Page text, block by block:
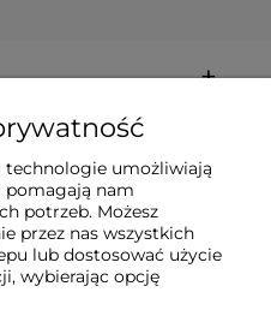
technologie umożliwiają
pomagają nam
potrzeb. Możesz
przez nas wszystkich
lub dostosować użycie
wybierając opcję